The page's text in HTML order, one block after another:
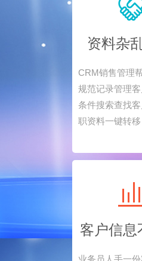
资料杂
CRM销售管理
规范记录管理
条件搜索查找
职资料一键转移
客户信息
业务员人手一